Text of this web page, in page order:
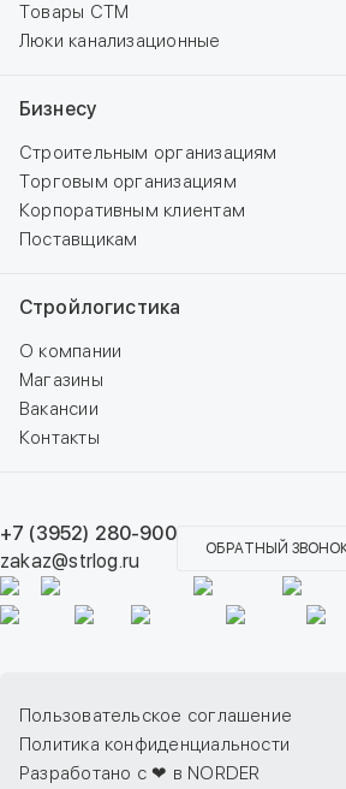
Товары СТМ
Люки канализационные
Бизнесу
Строительным организациям
Торговым организациям
Корпоративным клиентам
Поставщикам
Стройлогистика
О компании
Магазины
Вакансии
Контакты
+7 (3952) 280-900
zakaz@strlog.ru
ОБРАТНЫЙ
Пользовательское соглашение
Политика конфиденциальности
Разработано с ❤ в NORDER